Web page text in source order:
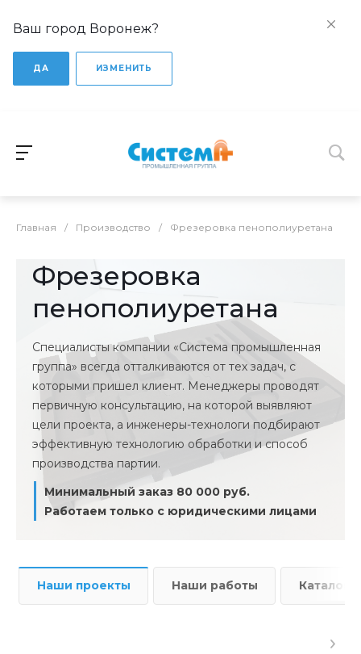
Ваш город Воронеж?
ДА ИЗМЕНИТЬ
Главная / Производство / Фрезеровка пенополиуретана
Фрезеровка
пенополиуретана
Специалисты компании «Система промышленная
группа» всегда отталкиваются от тех задач, с
которыми пришел клиент. Менеджеры проводят
первичную консультацию, на которой выявляют
цели проекта, а инженеры-технологи подбирают
эффективную технологию обработки и способ
производства партии.
Минимальный заказ 80 000 руб.
Работаем только с юридическими лицами
Наши проекты Наши работы Каталог